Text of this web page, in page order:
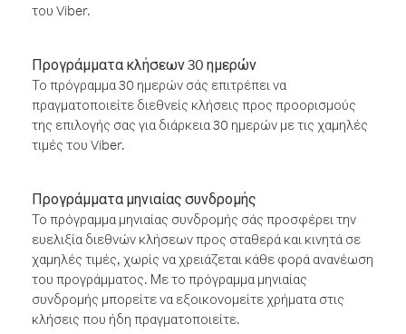
του Viber.
Προγράμματα κλήσεων 30 ημερών
Το πρόγραμμα 30 ημερών σάς επιτρέπει να
πραγματοποιείτε διεθνείς κλήσεις προς προορισμούς
της επιλογής σας για διάρκεια 30 ημερών με τις χαμηλές
τιμές του Viber.
Προγράμματα μηνιαίας συνδρομής
Το πρόγραμμα μηνιαίας συνδρομής σάς προσφέρει την
ευελιξία διεθνών κλήσεων προς σταθερά και κινητά σε
χαμηλές τιμές, χωρίς να χρειάζεται κάθε φορά ανανέωση
του προγράμματος. Με το πρόγραμμα μηνιαίας
συνδρομής μπορείτε να εξοικονομείτε χρήματα στις
κλήσεις που ήδη πραγματοποιείτε.